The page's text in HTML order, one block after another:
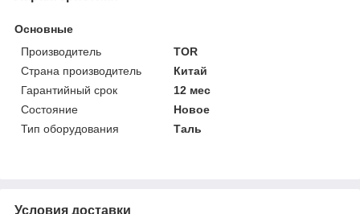
Основные
Производитель
TOR
Страна производитель
Китай
Гарантийный срок
12 мес
Состояние
Новое
Тип оборудования
Таль
Условия доставки